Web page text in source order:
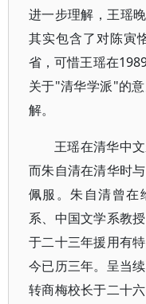
进一步理解，王瑶
其实包含了对陈寅
省，可惜王瑶在
关于"清华学派"的
解。
王瑶在清华中
而朱自清在清华时
佩服。朱自清曾在
系、中国文学系教
于二十三年援用有
今已历三年。呈当
转商梅校长于二十